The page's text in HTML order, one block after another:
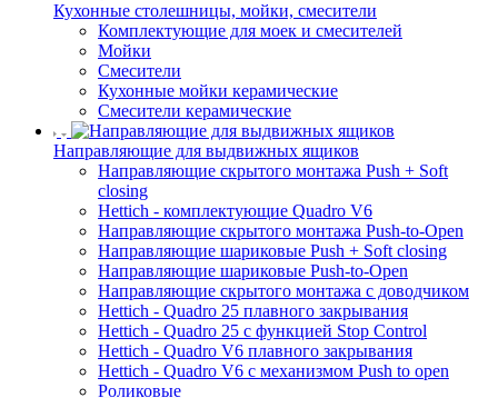
Кухонные столешницы, мойки, смесители
Комплектующие для моек и смесителей
Мойки
Смесители
Кухонные мойки керамические
Смесители керамические
Направляющие для выдвижных ящиков
Направляющие скрытого монтажа Push + Soft
closing
Hettich - комплектующие Quadro V6
Направляющие скрытого монтажа Push-to-Open
Направляющие шариковые Push + Soft closing
Направляющие шариковые Push-to-Open
Направляющие скрытого монтажа с доводчиком
Hettich - Quadro 25 плавного закрывания
Hettich - Quadro 25 с функцией Stop Control
Hettich - Quadro V6 плавного закрывания
Hettich - Quadro V6 с механизмом Push to open
Роликовые